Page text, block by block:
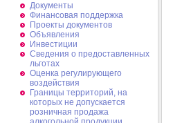
Документы
Финансовая поддержка
Проекты документов
Объявления
Инвестиции
Сведения о предоставленных
льготах
Оценка регулирующего
воздействия
Границы территорий, на
которых не допускается
розничная продажа